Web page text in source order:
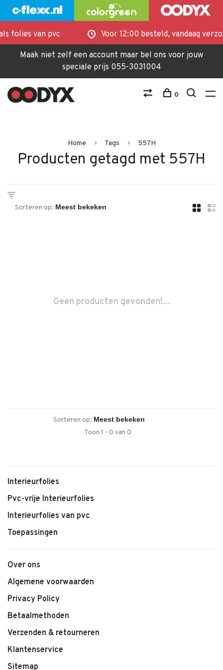
folies van pvc Voor 12:00 besteld, vandaag
Maak niet zelf een account maar bel ons voor jouw
speciale prijs 055-3031004
0
Home Tags 557H
Producten getagd met 557H
Sorteren op:
Geen producten gevonden!...
Sorteren op:
Toon 1 - 0 van 0
Interieurfolies
Pvc-vrije Interieurfolies
Interieurfolies van pvc
Toepassingen
Over ons
Algemene voorwaarden
Privacy Policy
Betaalmethoden
Verzenden & retourneren
Klantenservice
Sitemap